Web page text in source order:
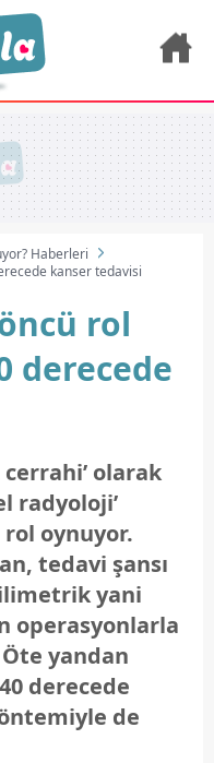
Haberleri
kanser tedavisi
rol
derecede
cerrahi’ olarak
radyoloji’
rol oynuyor.
tedavi şansı
yani
operasyonlarla
yandan
derecede
de